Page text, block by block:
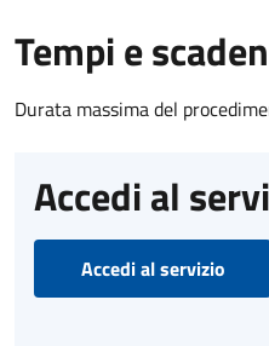
Tempi e
Durata massima del
Accedi al
Accedi al servizio